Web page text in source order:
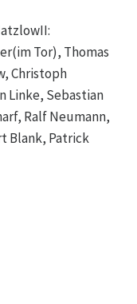
Tor), Thomas
Christoph
Linke, Sebastian
Ralf Neumann,
Blank, Patrick